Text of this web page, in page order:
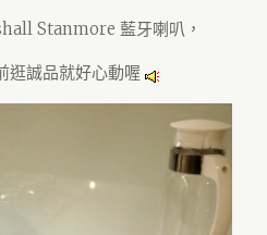
Stanmore 藍牙喇叭，
逛誠品就好心動喔